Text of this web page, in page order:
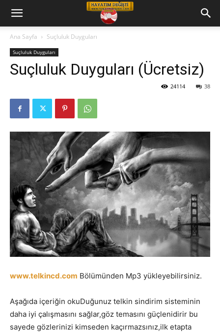
Hayatım
Değişti
Telkin
leri
Ana Sayfa Suçluluk Duyguları
Suçluluk Duyguları
Suçluluk Duyguları (Ücretsiz)
38
24114
www.telkincd.com Bölümünden Mp3 yükleyebilirsiniz.
Aşağıda içeriğin okuDuğunuz telkin sindirim sisteminin
daha iyi çalışmasını sağlar,göz temasını güçlenidirir bu
sayede gözlerinizi kimseden kaçırmazsınız,ilk etapta